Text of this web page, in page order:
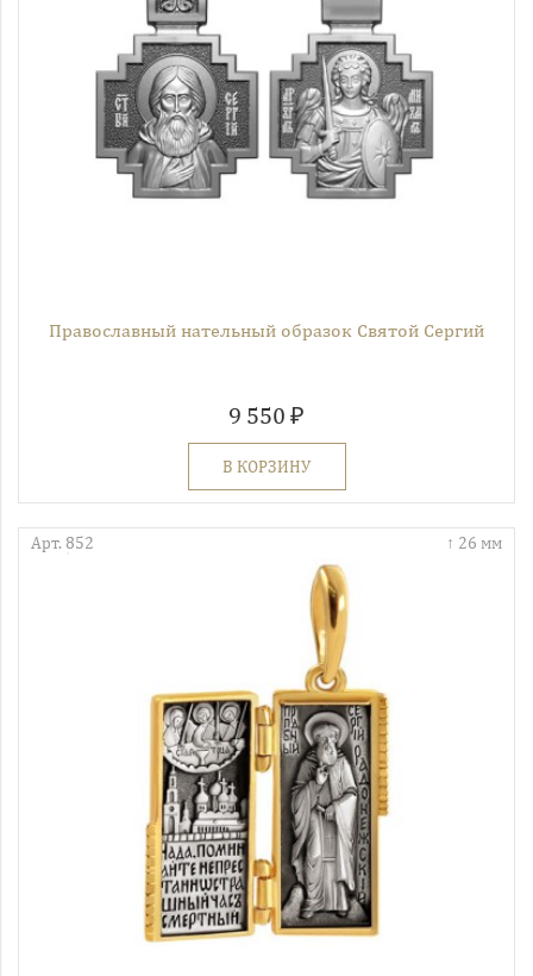
Православный нательный образок Святой Сергий
9 550 ₽
В КОРЗИНУ
26 мм
Арт. 852